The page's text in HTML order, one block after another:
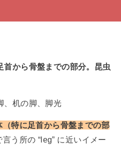
首から骨盤までの部分。昆虫
、机の脚、脚光
（特に足首から骨盤までの部
う所の “leg” に近いイメー